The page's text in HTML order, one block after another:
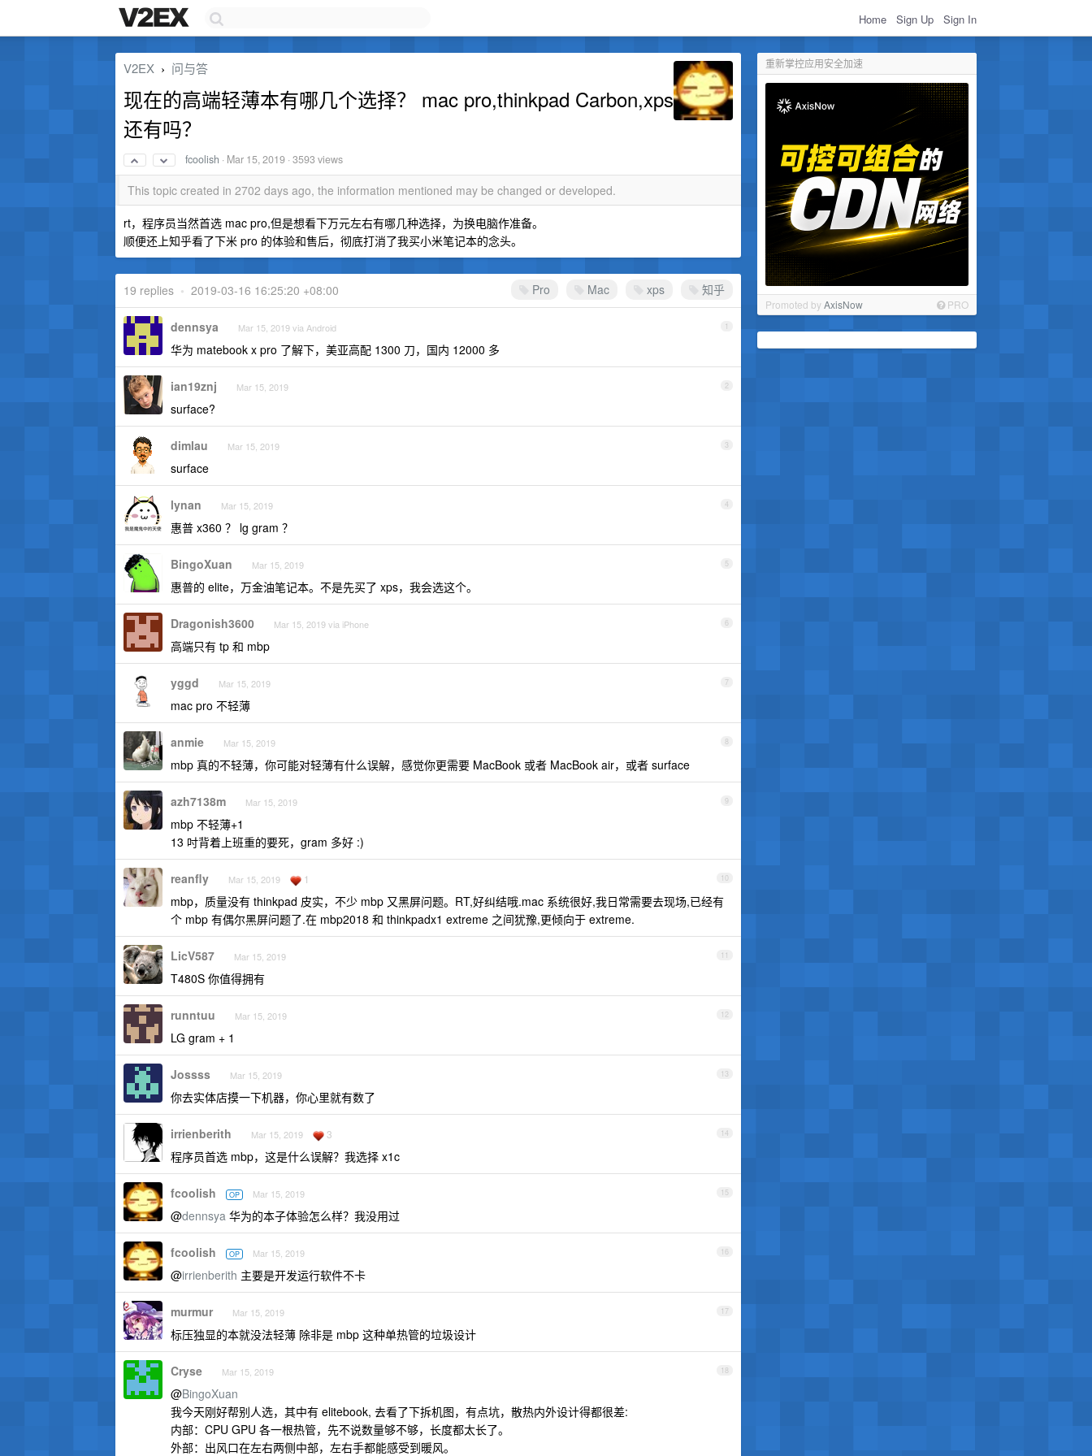
Home Sign Up Sign In
重新掌控应用安全加速
Promoted byAxisNow PRO
V2EX › 问与答
现在的高端轻薄本有哪几个选择？ mac pro,thinkpad Carbon,xps
还有吗？
fcoolish · Mar 15, 2019 · 3593 views
This topic created in 2702 days ago, the information mentioned may be changed or developed.
rt，程序员当然首选 mac pro,但是想看下万元左右有哪几种选择，为换电脑作准备。
顺便还上知乎看了下米 pro 的体验和售后，彻底打消了我买小米笔记本的念头。
Pro Mac xps 知乎
19 replies • 2019-03-16 16:25:20 +08:00
1
dennsya Mar 15, 2019 via Android
华为 matebook x pro 了解下，美亚高配 1300 刀，国内 12000 多
2
ian19znj Mar 15, 2019
surface?
3
dimlau Mar 15, 2019
surface
4
lynan Mar 15, 2019
惠普 x360 ？ lg gram ？
5
BingoXuan Mar 15, 2019
惠普的 elite，万金油笔记本。不是先买了 xps，我会选这个。
6
Dragonish3600 Mar 15, 2019 via iPhone
高端只有 tp 和 mbp
7
yggd Mar 15, 2019
mac pro 不轻薄
8
anmie Mar 15, 2019
mbp 真的不轻薄，你可能对轻薄有什么误解，感觉你更需要 MacBook 或者 MacBook air，或者 surface
9
azh7138m Mar 15, 2019
mbp 不轻薄+1
13 吋背着上班重的要死，gram 多好 :)
10
reanfly Mar 15, 2019 1
mbp，质量没有 thinkpad 皮实，不少 mbp 又黑屏问题。RT,好纠结哦.mac 系统很好,我日常需要去现场,已经有
个 mbp 有偶尔黑屏问题了.在 mbp2018 和 thinkpadx1 extreme 之间犹豫,更倾向于 extreme.
11
LicV587 Mar 15, 2019
T480S 你值得拥有
12
runntuu Mar 15, 2019
LG gram + 1
13
Jossss Mar 15, 2019
你去实体店摸一下机器，你心里就有数了
14
irrienberith Mar 15, 2019 3
程序员首选 mbp，这是什么误解？我选择 x1c
15
fcoolish OP Mar 15, 2019
@dennsya 华为的本子体验怎么样？我没用过
16
fcoolish OP Mar 15, 2019
@irrienberith 主要是开发运行软件不卡
17
murmur Mar 15, 2019
标压独显的本就没法轻薄 除非是 mbp 这种单热管的垃圾设计
18
Cryse Mar 15, 2019
@BingoXuan
我今天刚好帮别人选，其中有 elitebook, 去看了下拆机图，有点坑，散热内外设计得都很差:
内部：CPU GPU 各一根热管，先不说数量够不够，长度都太长了。
外部：出风口在左右两侧中部，左右手都能感受到暖风。